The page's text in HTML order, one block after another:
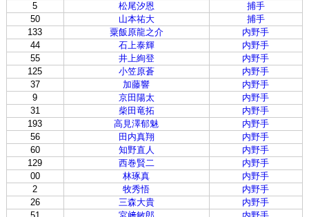
5
松尾汐恩
捕手
50
山本祐大
捕手
133
粟飯原龍之介
内野手
44
石上泰輝
内野手
55
井上絢登
内野手
125
小笠原蒼
内野手
37
加藤響
内野手
9
京田陽太
内野手
31
柴田竜拓
内野手
193
高見澤郁魅
内野手
56
田内真翔
内野手
60
知野直人
内野手
129
西巻賢二
内野手
00
林琢真
内野手
2
牧秀悟
内野手
26
三森大貴
内野手